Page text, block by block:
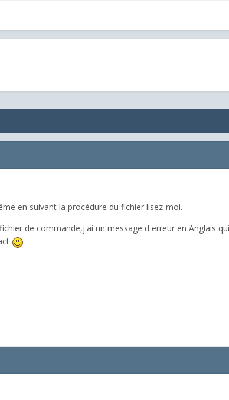
en suivant la procédure du fichier lisez-moi.
de commande,j'ai un message d erreur en Anglais